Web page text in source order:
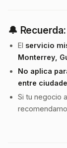
🔔 Recuerda:
El servicio
Monterrey,
No aplica
entre
Si tu negocio